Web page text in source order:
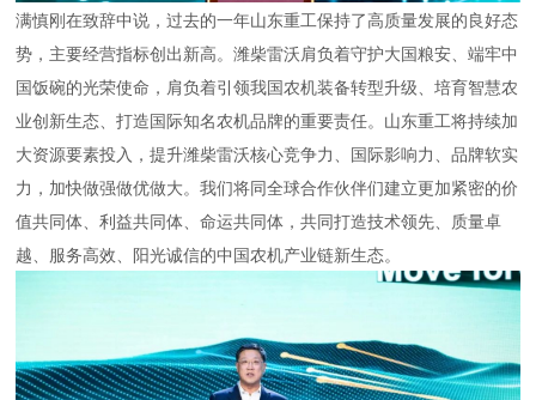
满慎刚在致辞中说，过去的一年山东重工保持了高质量发展的良好态
势，主要经营指标创出新高。潍柴雷沃肩负着守护大国粮安、端牢中
国饭碗的光荣使命，肩负着引领我国农机装备转型升级、培育智慧农
业创新生态、打造国际知名农机品牌的重要责任。山东重工将持续加
大资源要素投入，提升潍柴雷沃核心竞争力、国际影响力、品牌软实
力，加快做强做优做大。我们将同全球合作伙伴们建立更加紧密的价
值共同体、利益共同体、命运共同体，共同打造技术领先、质量卓
越、服务高效、阳光诚信的中国农机产业链新生态。